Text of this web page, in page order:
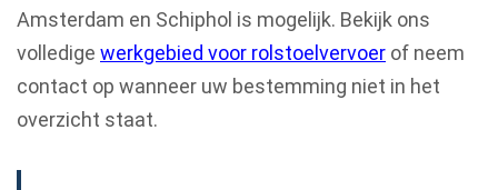
Amsterdam en Schiphol is mogelijk. Bekijk ons
volledige werkgebied voor rolstoelvervoer of neem
contact op wanneer uw bestemming niet in het
overzicht staat.